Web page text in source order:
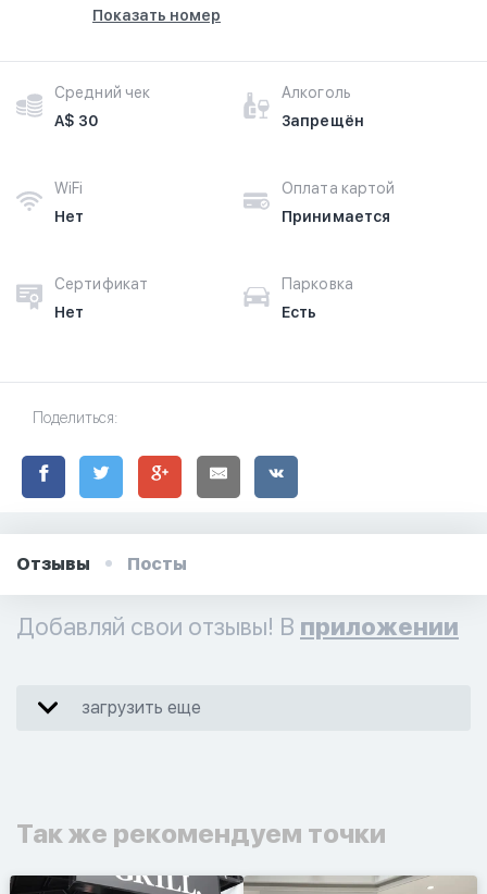
Показать номер
Средний чек
A$ 30
Алкоголь
Запрещён
WiFi
Нет
Оплата картой
Принимается
Сертификат
Нет
Парковка
Есть
Поделиться:
Отзывы Посты
Добавляй свои отзывы! В приложении
загрузить еще
Так же рекомендуем точки